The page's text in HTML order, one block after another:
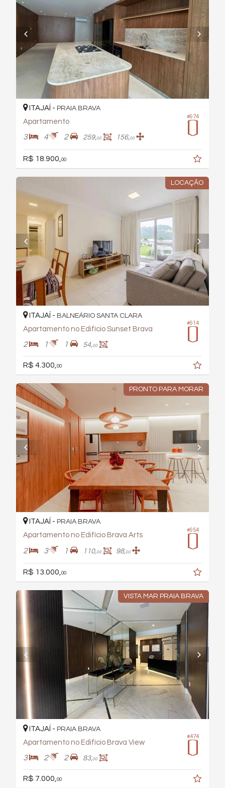
#974
ITAJAÍ - PRAIA BRAVA
Apartamento
3 4 2 259,00 156,00
R$ 18.900, 00
LOCAÇÃO
#914
ITAJAÍ - BALNEÁRIO SANTA CLARA
Apartamento no Edifício Sunset Brava
2 1 1 54,00
R$ 4.300, 00
PRONTO PARA MORAR
#954
ITAJAÍ - PRAIA BRAVA
Apartamento no Edifício Brava Arts
2 3 1 110,00 98,00
R$ 13.000,00
VISTA MAR PRAIA BRAVA
#474
ITAJAÍ - PRAIA BRAVA
Apartamento no Edifício Brava View
3 2 2 83,00
R$ 7.000, 00